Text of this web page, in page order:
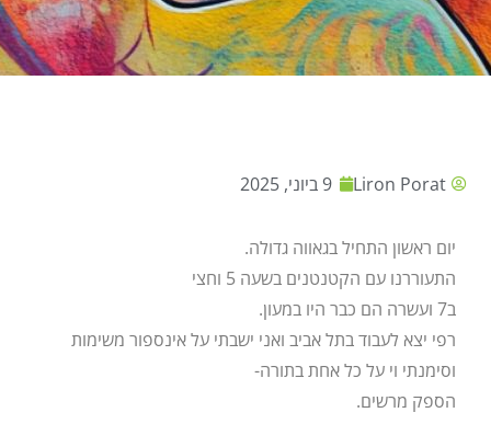
Liron Porat 9 ביוני, 2025
יום ראשון התחיל בגאווה גדולה.
התעוררנו עם הקטנטנים בשעה 5 וחצי
ב7 ועשרה הם כבר היו במעון.
רפי יצא לעבוד בתל אביב ואני ישבתי על אינספור משימות
וסימנתי וי על כל אחת בתורה-
הספק מרשים.